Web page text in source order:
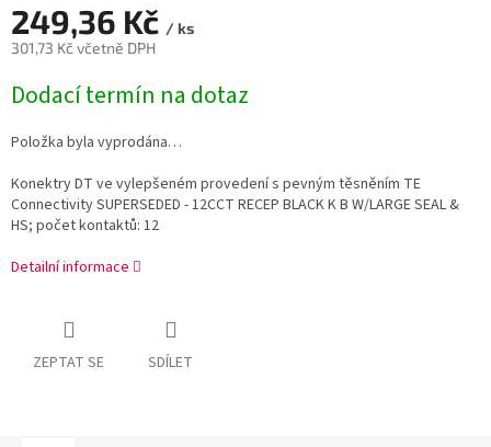
249,36 Kč / ks
301,73 Kč včetně DPH
cena:
Dodací termín na dotaz
Položka byla vyprodána…
Konektry DT ve vylepšeném provedení s pevným těsněním TE
Connectivity SUPERSEDED - 12CCT RECEP BLACK K B W/LARGE SEAL &
HS; počet kontaktů: 12
Detailní informace
ZEPTAT SE SDÍLET